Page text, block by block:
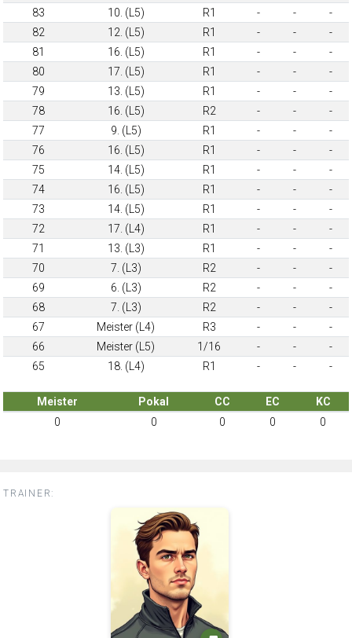
83
10. (L5) R1 - -
-
82
12. (L5) R1 - -
-
81
16. (L5) R1 - -
-
80
17. (L5) R1 - -
-
79
13. (L5) R1 - -
-
78
16. (L5) R2 - -
-
77
9. (L5) R1 - -
-
76
16. (L5) R1 - -
-
75
14. (L5) R1 - -
-
74
16. (L5) R1 - -
-
73
14. (L5) R1 - -
-
72
17. (L4) R1 - -
-
71
13. (L3) R1 - -
-
70
7. (L3) R2 - -
-
69
6. (L3) R2 - -
-
68
7. (L3) R2 - -
-
67
Meister (L4) R3 - -
-
66
Meister (L5) 1/16 - -
-
65
18. (L4) R1 - - -
Meister Pokal CC EC
KC
0
0 0 0 0
TRAINER: